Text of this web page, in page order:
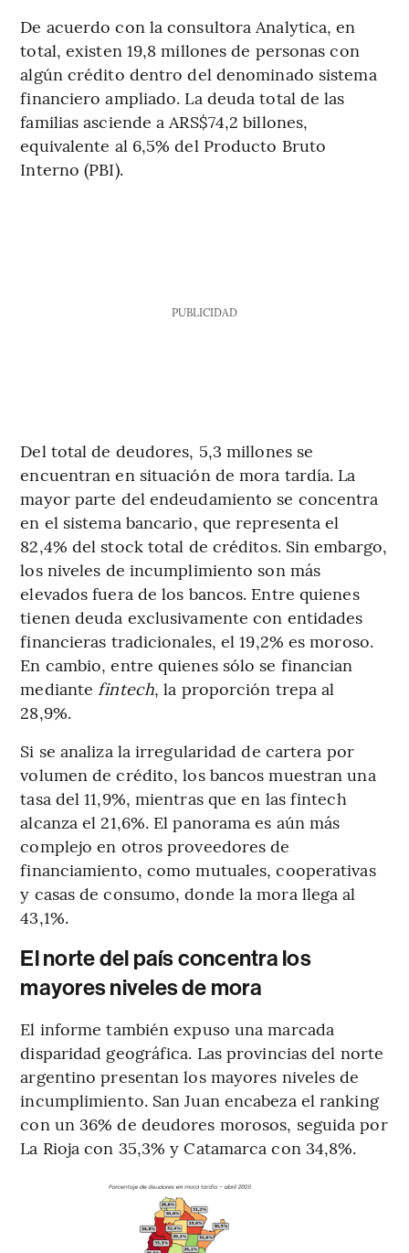
De acuerdo con la consultora Analytica, en
total, existen 19,8 millones de personas con
algún crédito dentro del denominado sistema
financiero ampliado. La deuda total de las
familias asciende a ARS$74,2 billones,
equivalente al 6,5% del Producto Bruto
Interno (PBI).
PUBLICIDAD
Del total de deudores, 5,3 millones se
encuentran en situación de mora tardía. La
mayor parte del endeudamiento se concentra
en el sistema bancario, que representa el
82,4% del stock total de créditos. Sin embargo,
los niveles de incumplimiento son más
elevados fuera de los bancos. Entre quienes
tienen deuda exclusivamente con entidades
financieras tradicionales, el 19,2% es moroso.
En cambio, entre quienes sólo se financian
mediante fintech, la proporción trepa al
28,9%.
Si se analiza la irregularidad de cartera por
volumen de crédito, los bancos muestran una
tasa del 11,9%, mientras que en las fintech
alcanza el 21,6%. El panorama es aún más
complejo en otros proveedores de
financiamiento, como mutuales, cooperativas
y casas de consumo, donde la mora llega al
43,1%.
El norte del país concentra los
mayores niveles de mora
El informe también expuso una marcada
disparidad geográfica. Las provincias del norte
argentino presentan los mayores niveles de
incumplimiento. San Juan encabeza el ranking
con un 36% de deudores morosos, seguida por
La Rioja con 35,3% y Catamarca con 34,8%.